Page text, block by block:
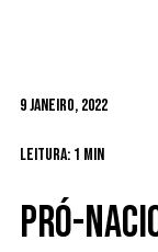
9 Janeiro, 2022
Leitura: 1 min
Pró-